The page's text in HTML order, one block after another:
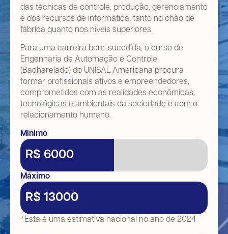
das técnicas de controle, produção, gerenciamento
e dos recursos de informática, tanto no chão de
fábrica quanto nos níveis superiores.
Para uma carreira bem-sucedida, o curso de
Engenharia de Automação e Controle
(Bacharelado) do UNISAL Americana procura
formar profissionais ativos e empreendedores,
comprometidos com as realidades econômicas,
tecnológicas e ambientais da sociedade e com o
relacionamento humano.
Mínimo
R$ 6000
Máximo
R$ 13000
*Esta é uma estimativa nacional no ano de 2024